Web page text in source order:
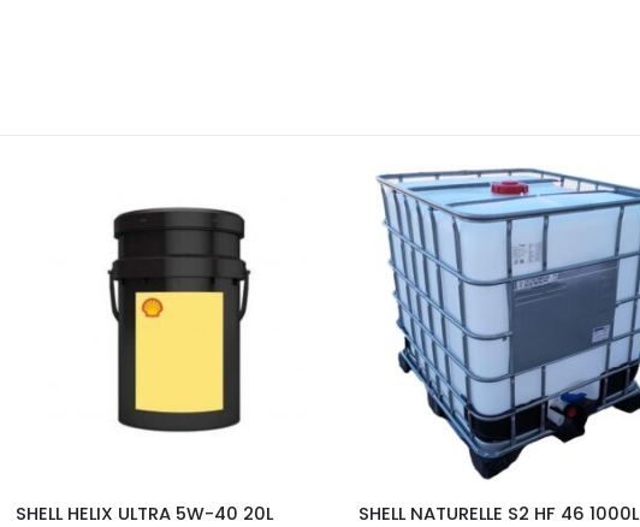
SHELL HELIX ULTRA 5W-40 20L SHELL NATURELLE S2 HF 46 1000L